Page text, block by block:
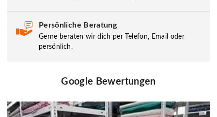
Persönliche Beratung
Gerne beraten wir dich per Telefon, Email oder
persönlich.
Google Bewertungen